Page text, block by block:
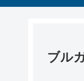
ブル